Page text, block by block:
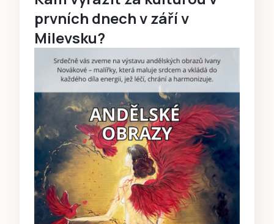
prvních dnech v září v
Milevsku?